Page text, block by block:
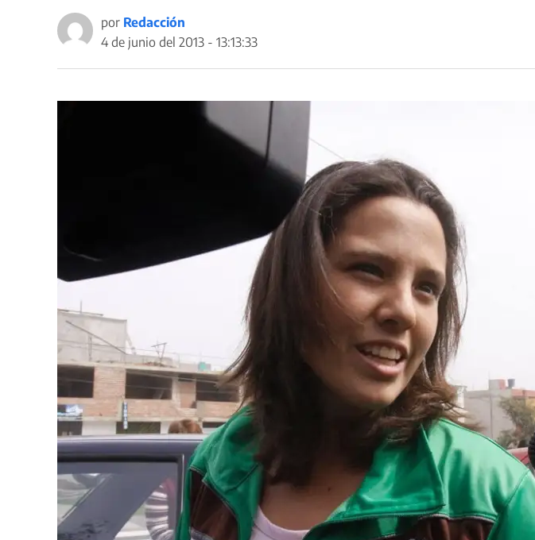
por Redacción
4 de junio del 2013 - 13:13:33